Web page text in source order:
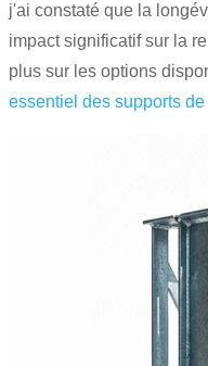
j'ai constaté que la
impact significatif sur la
plus sur les options
essentiel des supports